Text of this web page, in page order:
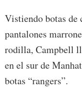
Vistiendo botas de
pantalones
rodilla, Campbell
en el sur de
botas “rangers”.